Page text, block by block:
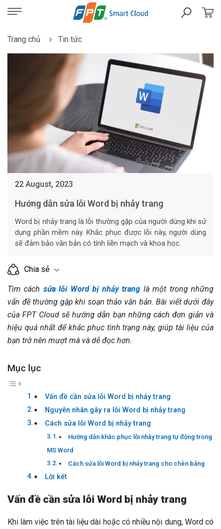
Trang chủ Tin tức
22 August, 2023
Hướng dẫn sửa lỗi Word bị nhảy trang
Word bị nhảy trang là lỗi thường gặp của người dùng khi sử
dụng phần mềm này. Khắc phục được lỗi này, người dùng
sẽ đảm bảo văn bản có tính liền mạch và khoa học.
Chia sẻ
Tìm cách sửa lỗi Word bị nhảy trang là một trong những
vấn đề thường gặp khi soạn thảo văn bản. Bài viết dưới đây
của FPT Cloud sẽ hướng dẫn bạn những cách đơn giản và
hiệu quả nhất để khắc phục tình trạng này, giúp tài liệu của
bạn trở nên mượt mà và dễ đọc hơn.
Mục lục
Vấn đề cần sửa lỗi Word bị nhảy trang
Nguyên nhân gây ra lỗi Word bị nhảy trang
Cách sửa lỗi Word bị nhảy trang
Hướng dẫn khắc phục lỗi nhảy trang tự động trong
MS Word
Cách sửa lỗi Word bị nhảy trang cho chèn bảng
Lời kết
Vấn đề cần sửa lỗi Word bị nhảy trang
Khi làm việc trên tài liệu dài hoặc có nhiều nội dung, Word có